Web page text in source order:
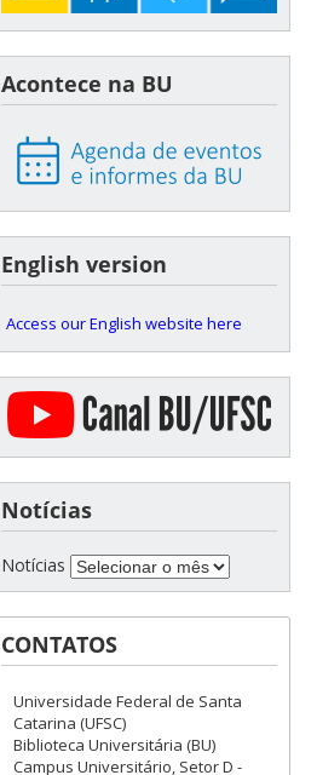
Acontece na BU
English version
Access our English website here
Notícias
Notícias
CONTATOS
Universidade Federal de Santa
Catarina (UFSC)
Biblioteca Universitária (BU)
Campus Universitário, Setor D -